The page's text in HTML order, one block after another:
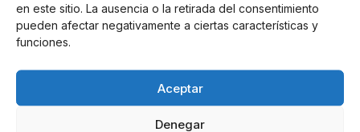
en este sitio. La ausencia o la retirada del consentimiento
pueden afectar negativamente a ciertas características y
funciones.
Aceptar
Denegar
Online Casino
Online Casino
Mejores casinos online con
criptomonedas y Bitcoin en México 2025